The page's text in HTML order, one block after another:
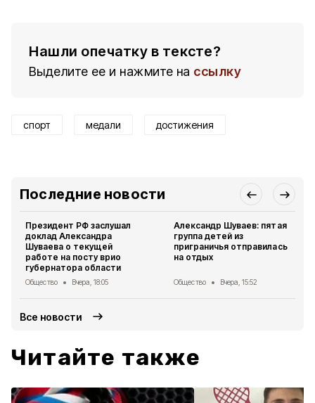
Нашли опечатку в тексте?
Выделите ее и нажмите на ссылку
спорт медали достижения
Последние новости
Президент РФ заслушал
доклад Александра
Шуваева о текущей
работе на посту врио
губернатора области
Общество Вчера, 18:05
Александр Шуваев: пятая
группа детей из
приграничья отправилась
на отдых
Общество Вчера, 15:52
Все новости
Читайте также